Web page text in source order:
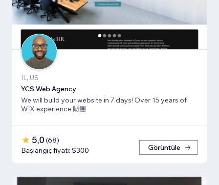
IL, US
YCS Web Agency
We will build your website in 7 days! Over 15 years of
WIX experience 🙌🏾
5,0 (68)
Başlangıç fiyatı: $300
Görüntüle